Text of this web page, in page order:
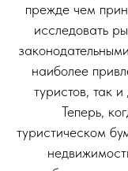
прежде чем
исследовать
наиболее
туристов, так
Теперь,
туристическом